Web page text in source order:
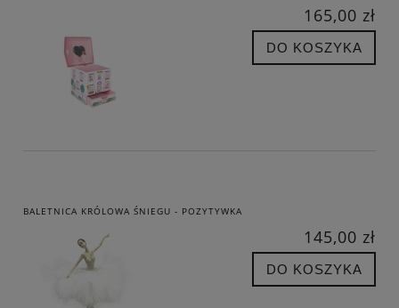
165,00 zł
DO KOSZYKA
BALETNICA KRÓLOWA ŚNIEGU - POZYTYWKA
145,00 zł
DO KOSZYKA